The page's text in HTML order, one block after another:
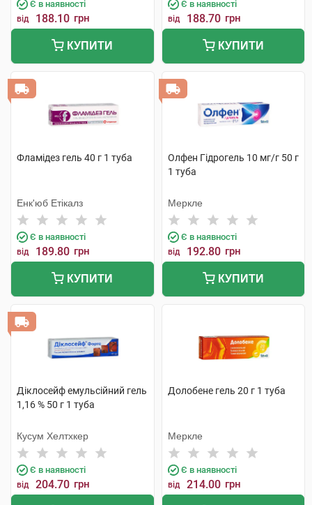
Є в наявності
від 188.10 грн
КУПИТИ
Є в наявності
від 188.70 грн
КУПИТИ
Фламідез гель 40 г 1 туба
Енк'юб Етікалз
Є в наявності
від 189.80 грн
КУПИТИ
Олфен Гідрогель 10 мг/г 50 г
1 туба
Меркле
Є в наявності
від 192.80 грн
КУПИТИ
Діклосейф емульсійний гель
1,16 % 50 г 1 туба
Кусум Хелтхкер
Є в наявності
від 204.70 грн
Долобене гель 20 г 1 туба
Меркле
Є в наявності
від 214.00 грн